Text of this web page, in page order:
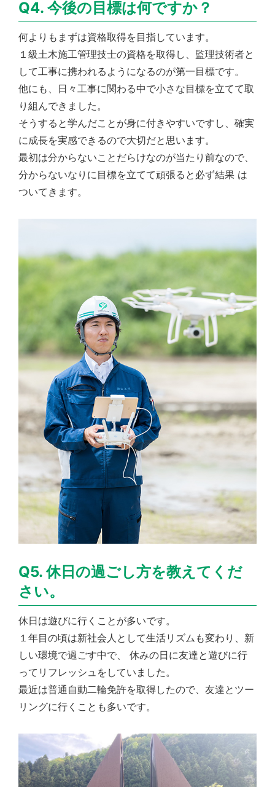
Q4. 今後の目標は何ですか？
何よりもまずは資格取得を目指しています。
１級土木施工管理技士の資格を取得し、監理技術者と
して工事に携われるようになるのが第一目標です。
他にも、日々工事に関わる中で小さな目標を立てて取
り組んできました。
そうすると学んだことが身に付きやすいですし、確実
に成長を実感できるので大切だと思います。
最初は分からないことだらけなのが当たり前なので、
分からないなりに目標を立てて頑張ると必ず結果 は
ついてきます。
Q5. 休日の過ごし方を教えてくだ
さい。
休日は遊びに行くことが多いです。
１年目の頃は新社会人として生活リズムも変わり、新
しい環境で過ごす中で、 休みの日に友達と遊びに行
ってリフレッシュをしていました。
最近は普通自動二輪免許を取得したので、友達とツー
リングに行くことも多いです。